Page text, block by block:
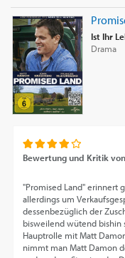
Ist Ihr
Drama
Bewertung und Kritik von
"Promised Land" erinnert
allerdings um
dessenbezüglich der
bisweilend wütend bishin
Hauptrolle mit Matt
nimmt man Matt Damon